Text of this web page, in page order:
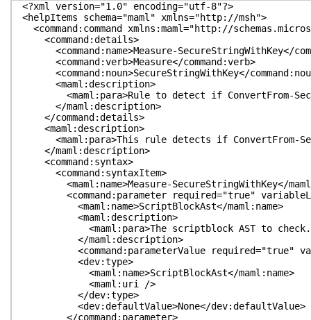
<?xml version="1.0" encoding="utf-8"?>
<helpItems schema="maml" xmlns="http://msh">
<command:command xmlns:maml="http://
<command:details>
<command:name>Measure-SecureStringWithKey</
<command:verb>Measure</command:verb>
<command:noun>SecureStringWithKey</
<maml:description>
<maml:para>Rule to detect if ConvertFrom-
</maml:description>
</command:details>
<maml:description>
<maml:para>This rule detects if ConvertFrom-
</maml:description>
<command:syntax>
<command:syntaxItem>
<maml:name>Measure-SecureStringWithKey</
<command:parameter required="true"
<maml:name>ScriptBlockAst</maml:name>
<maml:description>
<maml:para>The scriptblock AST to check.</
</maml:description>
<command:parameterValue required="true"
<dev:type>
<maml:name>ScriptBlockAst</maml:name>
<maml:uri />
</dev:type>
<dev:defaultValue>None</dev:defaultValue>
</command:parameter>